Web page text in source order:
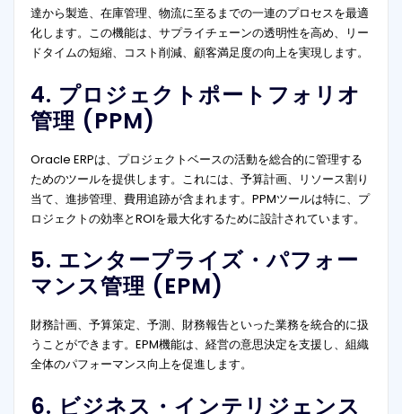
達から製造、在庫管理、物流に至るまでの一連のプロセスを最適
化します。この機能は、サプライチェーンの透明性を高め、リー
ドタイムの短縮、コスト削減、顧客満足度の向上を実現します。
4. プロジェクトポートフォリオ
管理 (PPM)
Oracle ERPは、プロジェクトベースの活動を総合的に管理する
ためのツールを提供します。これには、予算計画、リソース割り
当て、進捗管理、費用追跡が含まれます。PPMツールは特に、プ
ロジェクトの効率とROIを最大化するために設計されています。
5. エンタープライズ・パフォー
マンス管理 (EPM)
財務計画、予算策定、予測、財務報告といった業務を統合的に扱
うことができます。EPM機能は、経営の意思決定を支援し、組織
全体のパフォーマンス向上を促進します。
6. ビジネス・インテリジェンス